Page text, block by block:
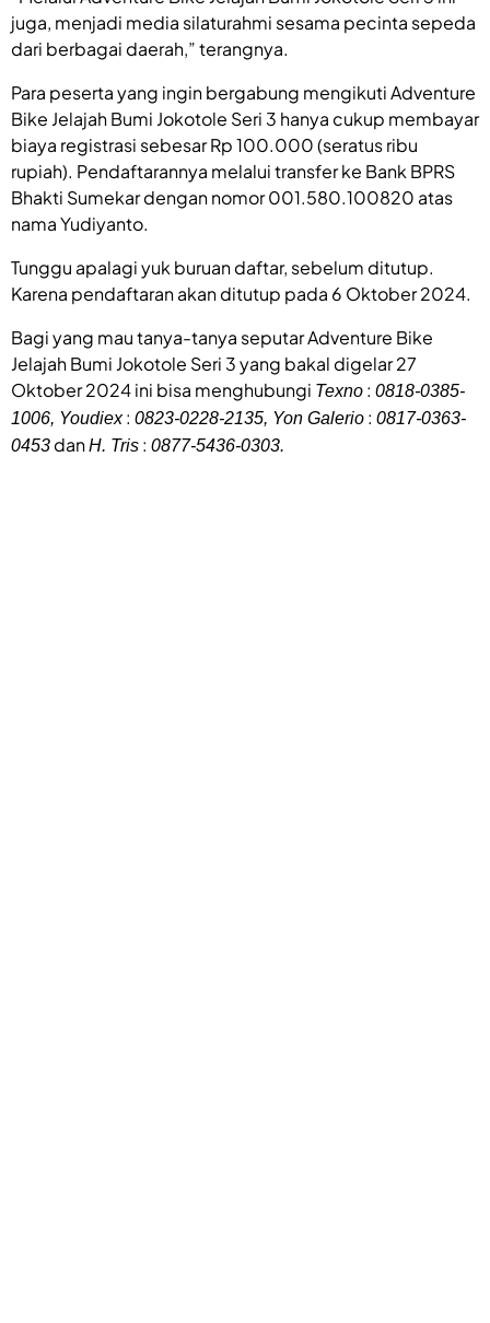
juga, menjadi media silaturahmi sesama pecinta sepeda
dari berbagai daerah,” terangnya.
Para peserta yang ingin bergabung mengikuti Adventure
Bike Jelajah Bumi Jokotole Seri 3 hanya cukup membayar
biaya registrasi sebesar Rp 100.000 (seratus ribu
rupiah). Pendaftarannya melalui transfer ke Bank BPRS
Bhakti Sumekar dengan nomor 001.580.100820 atas
nama Yudiyanto.
Tunggu apalagi yuk buruan daftar, sebelum ditutup.
Karena pendaftaran akan ditutup pada 6 Oktober 2024.
Bagi yang mau tanya-tanya seputar Adventure Bike
Jelajah Bumi Jokotole Seri 3 yang bakal digelar 27
Oktober 2024 ini bisa menghubungi Texno : 0818-0385-
1006, Youdiex: 0823-0228-2135, Yon Galerio : 0817-0363-
0453 danH. Tris : 0877-5436-0303.